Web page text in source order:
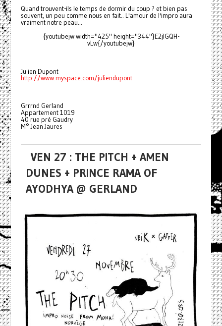
Quand trouvent-ils le temps de dormir du coup ? et bien pas
souvent, un peu comme nous en fait.. L'amour de l'impro aura
vraiment notre peau...
{youtubejw width="425" height="344"}E2jlGQH-
vLw{/youtubejw}
Julien Dupont
http://www.myspace.com/juliendupont
Grrrnd Gerland
Appartement 1019
40 rue pré Gaudry
M° Jean Jaures
VEN 27 : THE PITCH + AMEN
DUNES + PRINCE RAMA OF
AYODHYA @ GERLAND